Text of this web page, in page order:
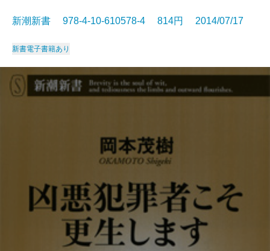
新潮新書 978-4-10-610578-4 814円 2014/07/17
新書電子書籍あり